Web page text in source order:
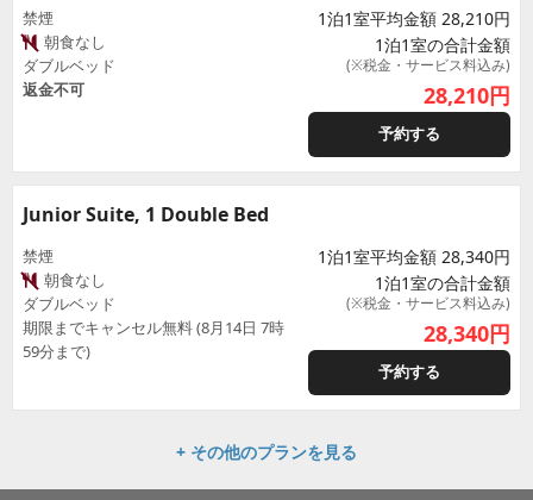
禁煙
朝食なし
ダブルベッド
返金不可
1泊1室平均金額 28,210円
1泊1室の合計金額
(※税金・サービス料込み)
28,210円
予約する
Junior Suite, 1 Double Bed
禁煙
朝食なし
ダブルベッド
期限までキャンセル無料 (8月14日 7時
59分まで)
1泊1室平均金額 28,340円
1泊1室の合計金額
(※税金・サービス料込み)
28,340円
予約する
+ その他のプランを見る